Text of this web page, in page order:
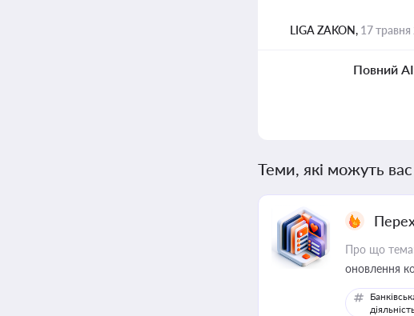
LIGA ZAKON, 17
Повний
Теми, які можуть вас
Про що
оновлення